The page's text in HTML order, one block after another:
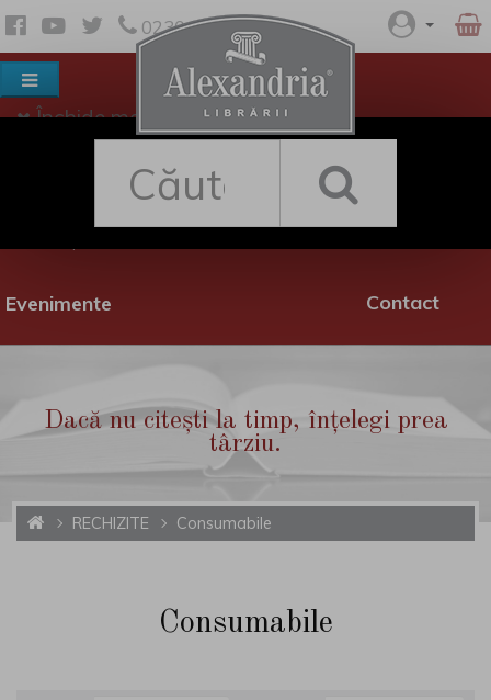
0230 530 342
Închide meniul
Evenimente
Rețea librării
Contact
Dacă nu citești la timp, înțelegi prea
târziu.
RECHIZITE Consumabile
Consumabile